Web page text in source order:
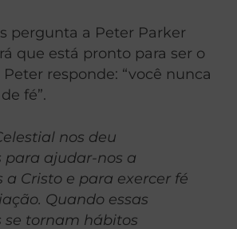
pergunta a Peter Parker
que está pronto para ser o
responde: “você nunca
fé”.
nos deu
para ajudar-nos a
a Cristo e para exercer fé
Quando essas
se tornam hábitos